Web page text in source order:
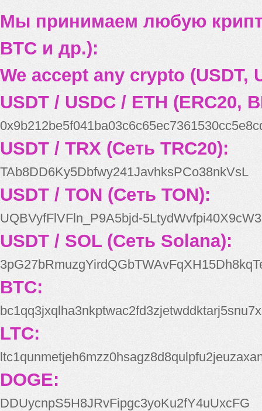
Мы принимаем любую
BTC и др.):
We accept any crypto (USDT,
USDT / USDC / ETH (ERC20,
USDT / TRX (Сеть TRC20):
TAb8DD6Ky5Dbfwy241JavhksPCo38nkVsL
USDT / TON (Сеть TON):
UQBVyfFlVFln_P9A5bjd-
USDT / SOL (Сеть Solana):
BTC:
bc1qq3jxqlha3nkptwac2fd3zjetwddktarj5snu7x
LTC:
DOGE:
DDUycnpS5H8JRvFipgc3yoKu2fY4uUxcFG